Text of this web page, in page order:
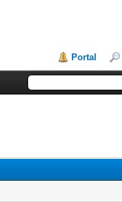
Portal